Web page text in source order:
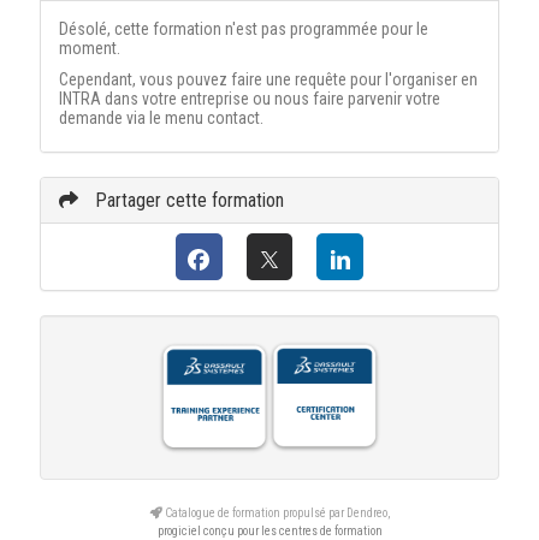
Désolé, cette formation n'est pas programmée pour le
moment.
Cependant, vous pouvez faire une requête pour l'organiser en
INTRA dans votre entreprise ou nous faire parvenir votre
demande via le menu contact.
Partager cette formation
Catalogue de formation propulsé par Dendreo,
progiciel conçu pour les centres de formation